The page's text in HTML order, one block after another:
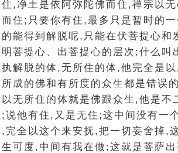
,净土是依阿弥陀佛而住,禅宗以
住;只要你有住,最多只是暂时的
能得到解脱呢,只能在伏菩提心
明菩提心、出菩提心的层次;什么
解脱的体,无所住的体,他完全是
成的佛和有所度的众生都是错误
以无所住的体就是佛跟众生,他是
说他有住,又是无住;这中间没有一
完全以这个来安抚,把一切妄舍掉,
可度,中间有我在做;这就是菩萨